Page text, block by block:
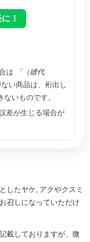
！
は
「（縫代
い商品は、裄出し
いものです。
差が生じる場合が
したヤケ, アクやクスミ
召しになっていただけ
載しておりますが、微